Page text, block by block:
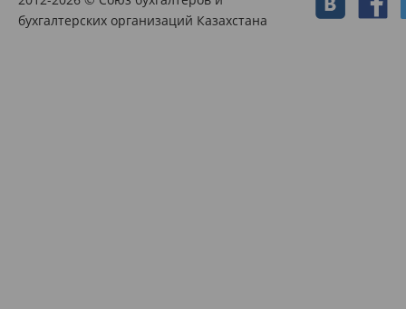
бухгалтерских организаций Казахстана